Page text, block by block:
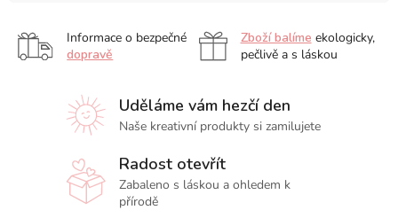
Informace o bezpečné
dopravě
Zboží balíme ekologicky,
pečlivě a s láskou
Uděláme vám hezčí den
Naše kreativní produkty si zamilujete
Radost otevřít
Zabaleno s láskou a ohledem k
přírodě